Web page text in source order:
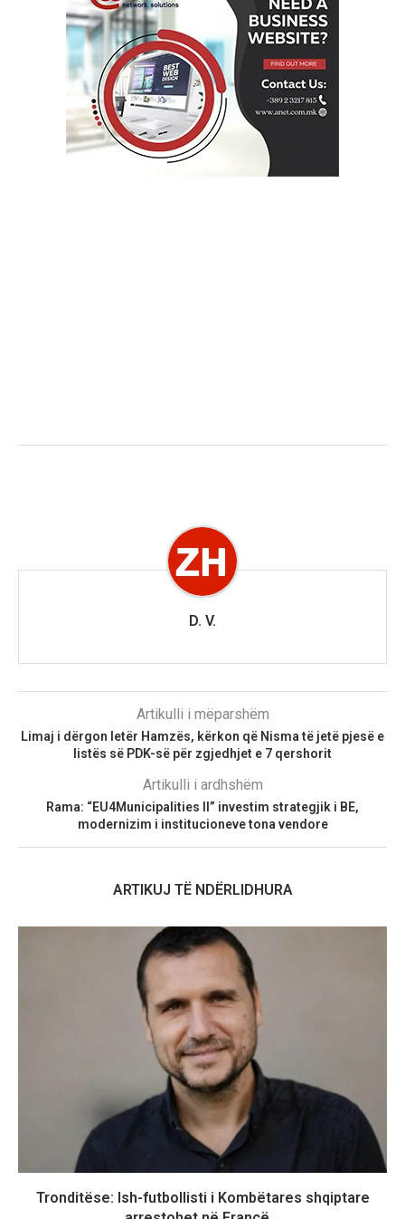
D. V.
Artikulli i mëparshëm
Limaj i dërgon letër Hamzës, kërkon që Nisma të jetë pjesë e
listës së PDK-së për zgjedhjet e 7 qershorit
Artikulli i ardhshëm
Rama: “EU4Municipalities II” investim strategjik i BE,
modernizim i institucioneve tona vendore
ARTIKUJ TË NDËRLIDHURA
Tronditëse: Ish-futbollisti i Kombëtares shqiptare